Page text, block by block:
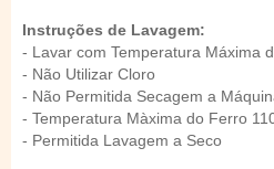
Instruções de Lavagem:
- Lavar com Temperatura Máxima
- Não Utilizar Cloro
- Não Permitida Secagem a
- Temperatura Màxima do Ferro
- Permitida Lavagem a Seco